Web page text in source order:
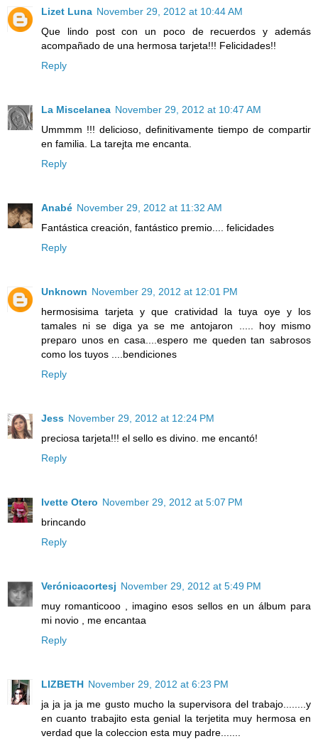
Lizet Luna November 29, 2012 at 10:44 AM
Que lindo post con un poco de recuerdos y además
acompañado de una hermosa tarjeta!!! Felicidades!!
Reply
La Miscelanea November 29, 2012 at 10:47 AM
Ummmm !!! delicioso, definitivamente tiempo de compartir
en familia. La tarejta me encanta.
Reply
Anabé November 29, 2012 at 11:32 AM
Fantástica creación, fantástico premio.... felicidades
Reply
Unknown November 29, 2012 at 12:01 PM
hermosisima tarjeta y que cratividad la tuya oye y los
tamales ni se diga ya se me antojaron ..... hoy mismo
preparo unos en casa....espero me queden tan sabrosos
como los tuyos ....bendiciones
Reply
Jess November 29, 2012 at 12:24 PM
preciosa tarjeta!!! el sello es divino. me encantó!
Reply
Ivette Otero November 29, 2012 at 5:07 PM
brincando
Reply
Verónicacortesj November 29, 2012 at 5:49 PM
muy romanticooo , imagino esos sellos en un álbum para
mi novio , me encantaa
Reply
LIZBETH November 29, 2012 at 6:23 PM
ja ja ja ja me gusto mucho la supervisora del trabajo........y
en cuanto trabajito esta genial la terjetita muy hermosa en
verdad que la coleccion esta muy padre.......